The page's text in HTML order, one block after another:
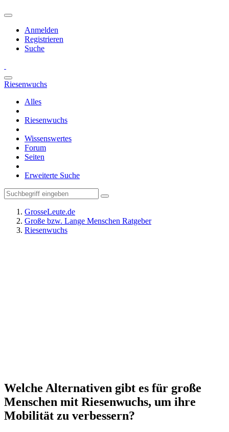
Anmelden
Registrieren
Suche
Riesenwuchs
Alles
Riesenwuchs
Wissenswertes
Forum
Seiten
Erweiterte Suche
GrosseLeute.de
Große bzw. Lange Menschen Ratgeber
Riesenwuchs
Welche Alternativen gibt es für große
Menschen mit Riesenwuchs, um ihre
Mobilität zu verbessern?